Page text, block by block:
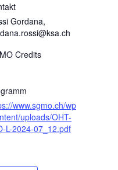
Gordana,
Credits
www.sgmo.ch/wp
uploads/OHT-
L-2024-07_12.pdf